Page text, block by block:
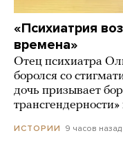
«Психиатрия
времена»
Отец психиатра
боролся со
дочь призывает
трансгендерности»
ИСТОРИИ 9 часов назад